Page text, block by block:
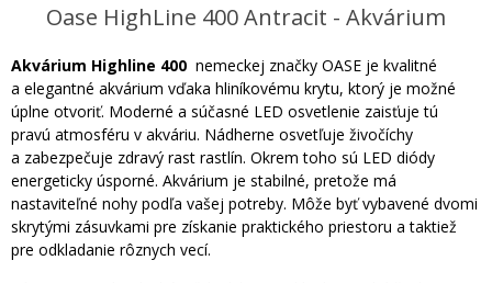
Oase HighLine 400 Antracit - Akvárium
Akvárium Highline 400 nemeckej značky OASE je kvalitné
a elegantné akvárium vďaka hliníkovému krytu, ktorý je možné
úplne otvoriť. Moderné a súčasné LED osvetlenie zaisťuje tú
pravú atmosféru v akváriu. Nádherne osvetľuje živočíchy
a zabezpečuje zdravý rast rastlín. Okrem toho sú LED diódy
energeticky úsporné. Akvárium je stabilné, pretože má
nastaviteľné nohy podľa vašej potreby. Môže byť vybavené dvomi
skrytými zásuvkami pre získanie praktického priestoru a taktiež
pre odkladanie rôznych vecí.